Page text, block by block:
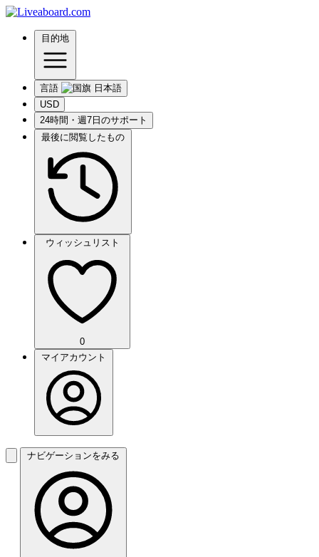
目的地
言語
USD
24時間・週7日のサポート
最後に閲覧したもの
ウィッシュリスト
0
マイアカウント
ナビゲーションをみる